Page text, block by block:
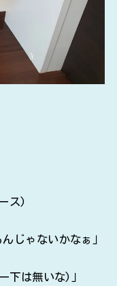
ス)
じゃないかなぁ」
下は無いな)」